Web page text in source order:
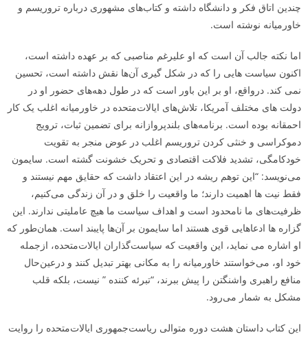
چندین اتاق فکر و دانشگاه داشته و کتاب‌های مشهوری درباره تروریسم و
خاورمیانه نوشته است.
اما نکته جالب آن است که او علی­رغم مناصبی که بر عهده داشته است،
اکنون سیاست­ هایی را که در شکل گیری آن‌ها نقش داشته است، تحسین
نمی­ کند. درواقع، او بر این باور است که در طول دهه‌های حضور او در
دولت ­های مختلف آمریکا، تلاش‌های ایالات‌متحده در خاورمیانه اغلب یک کار
احمقانه بوده است. برنامه‌های بلندپروازانه برای تضمین ثبات، ترویج
دموکراسی و خنثی کردن تروریسم اغلب در عوض منجر به تقویت
خودکامگی، تشدید فلاکت اقتصادی و تحریک خشونت گشته است. سایمون
می‌نویسد: “این توهم ریشه در این اعتقاد داشت که حقایق مهم نیستند و
فقط نیت­ ها اهمیت دارند؛ ما واقعیت را خلق و در آن زندگی می‌کنیم،
ظرفیت‌های ما نامحدود است و اهداف سیاست ما هیچ عاملیتی ندارند. این
گزاره­ ها ادعاهایی قوی هستند اما سایمون بر آن‌ها پایبند است. همان‌طور که
او اشاره می­ نماید، این واقعیت که سیاست‌گذاران ایالات‌متحده، ازجمله
خود او، می‌خواستند خاورمیانه را به مکانی بهتر تبدیل کنند و درعین‌حال
منافع راهبری واشنگتن را پیش ببرند، “تبرئه کننده ” نیست، بلکه قلب
مشکل به شمار می‌رود.
این کتاب داستان هشت دوره متوالی ریاست‌جمهوری ایالات‌متحده را روایت